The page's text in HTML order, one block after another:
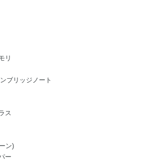
リ
ブリッジノート
ス
ン)
ー